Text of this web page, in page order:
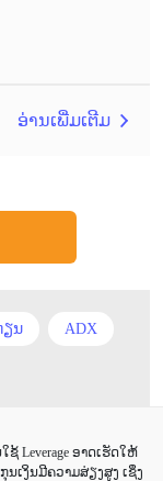
ອ່ານເພີ່ມເຕີມ
ຽນ ADX
19 CPI
Leverage ອາດເຮັດໃຫ້
ເງິນມີຄວາມສ່ຽງສູງ ເຊິ່ງ